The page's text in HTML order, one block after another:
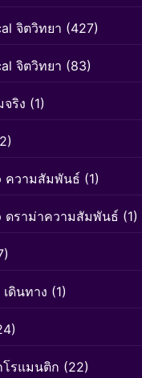
จิตวิทยา (427)
จิตวิทยา (83)
ริง (1)
ความสัมพันธ์ (1)
ดราม่าความสัมพันธ์ (1)
ดินทาง (1)
โรแมนติก (22)